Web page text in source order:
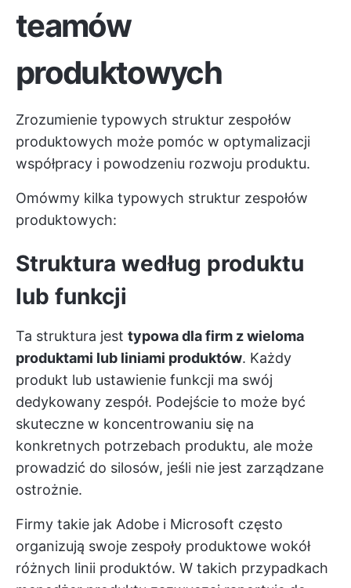
teamów
produktowych
Zrozumienie typowych struktur zespołów
produktowych może pomóc w optymalizacji
współpracy i powodzeniu rozwoju produktu.
Omówmy kilka typowych struktur zespołów
produktowych:
Struktura według produktu
lub funkcji
Ta struktura jest typowa dla firm z wieloma
produktami lub liniami produktów. Każdy
produkt lub ustawienie funkcji ma swój
dedykowany zespół. Podejście to może być
skuteczne w koncentrowaniu się na
konkretnych potrzebach produktu, ale może
prowadzić do silosów, jeśli nie jest zarządzane
ostrożnie.
Firmy takie jak Adobe i Microsoft często
organizują swoje zespoły produktowe wokół
różnych linii produktów. W takich przypadkach